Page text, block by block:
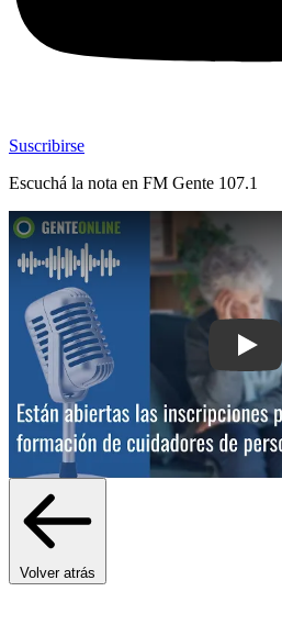
Suscribirse
Escuchá la nota en FM Gente 107.1
Play:
Volver atrás